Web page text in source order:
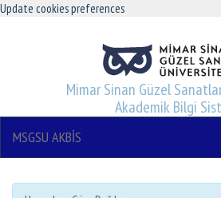
Update cookies preferences
Mimar Sinan Güzel
Akademik Bilgi
MSGSU AKBİS